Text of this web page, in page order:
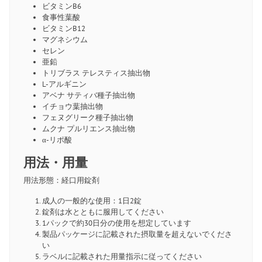
ビタミンB6
食事性葉酸
ビタミンB12
マグネシウム
セレン
亜鉛
トリブラス テレスティス抽出物
L-アルギニン
アベナ サティバ種子抽出物
イチョウ葉抽出物
フェヌグリーク種子抽出物
ムクナ プルリエンス抽出物
α-リポ酸
用法・用量
用法形態：経口用錠剤
成人の一般的な使用：1日2錠
錠剤は水とともに服用してください
1パックで約30日分の使用を想定しています
製品パッケージに記載された摂取量を超えないでくださ
い
ラベルに記載された用量指示に従ってください